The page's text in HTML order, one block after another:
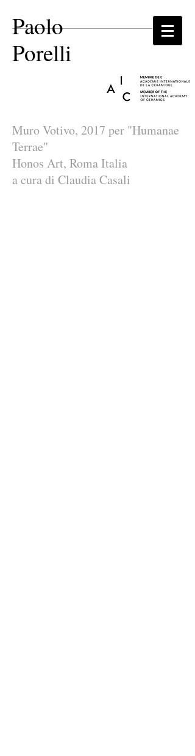
Paolo
Porelli
Muro Votivo, 2017 per "Humanae
Terrae"
Honos Art, Roma Italia
a cura di Claudia Casali